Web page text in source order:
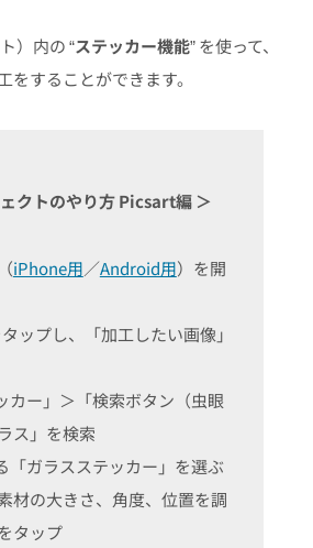
）内の “ステッカー機能” を使って、
をすることができます。
クトのやり方 Picsart編 ＞
iPhone用／Android用）を開
ップし、「加工したい画像」
カー」＞「検索ボタン（虫眼
ス」を検索
「ガラスステッカー」を選ぶ
材の大きさ、角度、位置を調
タップ